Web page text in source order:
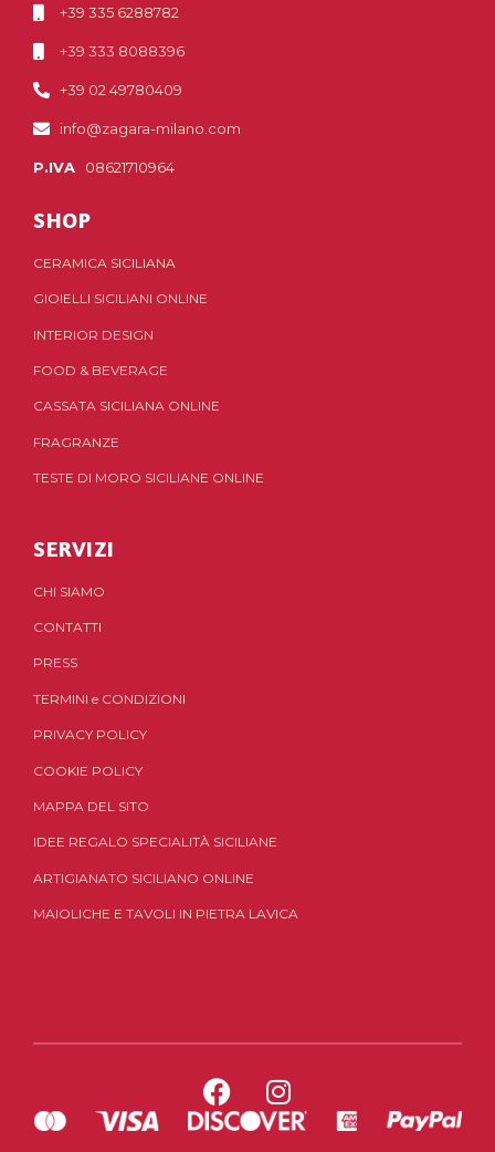
+39 335 6288782
+39 333 8088396
+39 02 49780409
info@zagara-milano.com
P.IVA 08621710964
SHOP
CERAMICA SICILIANA
GIOIELLI SICILIANI ONLINE
INTERIOR DESIGN
FOOD & BEVERAGE
CASSATA SICILIANA ONLINE
FRAGRANZE
TESTE DI MORO SICILIANE ONLINE
SERVIZI
CHI SIAMO
CONTATTI
PRESS
TERMINI e CONDIZIONI
PRIVACY POLICY
COOKIE POLICY
MAPPA DEL SITO
IDEE REGALO SPECIALITÀ SICILIANE
ARTIGIANATO SICILIANO ONLINE
MAIOLICHE E TAVOLI IN PIETRA LAVICA